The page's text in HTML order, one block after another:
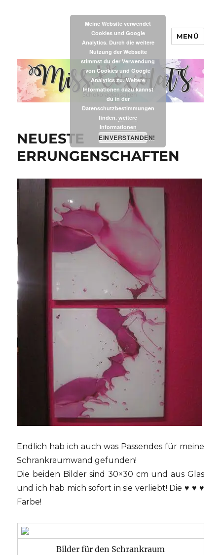
MissXoxolat's
MENÜ
NEUESTE
ERRUNGENSCHAFTEN
Endlich hab ich auch was Passendes für meine
Schrankraumwand gefunden!
Die beiden Bilder sind 30×30 cm und aus Glas
und ich hab mich sofort in sie verliebt! Die ♥ ♥ ♥
Farbe!
Bilder für den Schrankraum
Meine Website verwendet
Cookies und Google
Analytics. Durch die weitere
Nutzung der Webseite
stimmst du der Verwendung
von Cookies und Google
Analytics zu. Weitere
Informationen dazu kannst
du in der
Datenschutzbestimmungen
finden. weitere
Informationen
EINVERSTANDEN!